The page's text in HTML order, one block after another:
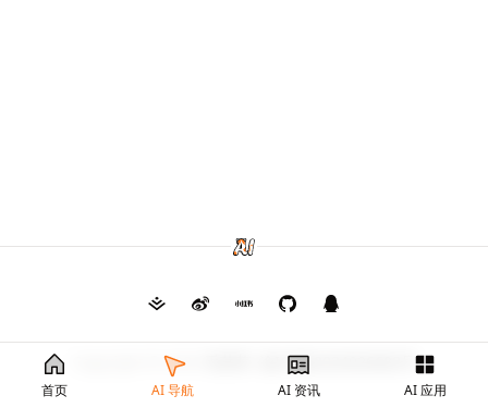
首页 AI 导航 AI 资讯 AI 应用
Copyright © 2026 渝ICP备2024026682号